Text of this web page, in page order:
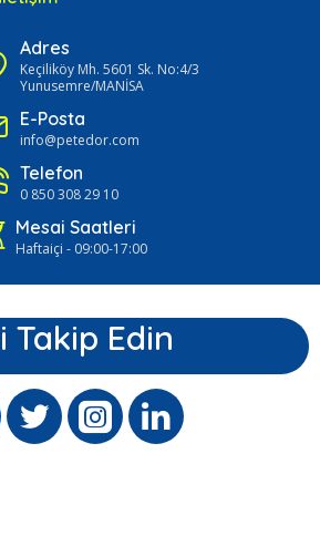
Adres
Keçiliköy Mh. 5601 Sk. No:4/3
Yunusemre/MANİSA
E-Posta
info@petedor.com
Telefon
0 850 308 29 10
Mesai Saatleri
Haftaiçi - 09:00-17:00
Takip Edin